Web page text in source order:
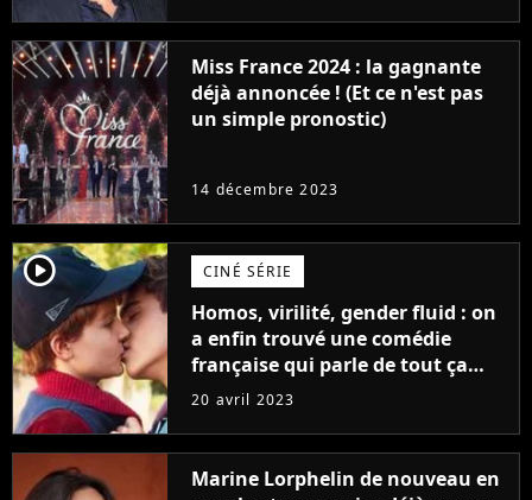
Miss France 2024 : la gagnante
déjà annoncée ! (Et ce n'est pas
un simple pronostic)
14 décembre 2023
player2 CINÉ SÉRIE
Homos, virilité, gender fluid : on
a enfin trouvé une comédie
française qui parle de tout ça
sans être super ringarde
20 avril 2023
Marine Lorphelin de nouveau en